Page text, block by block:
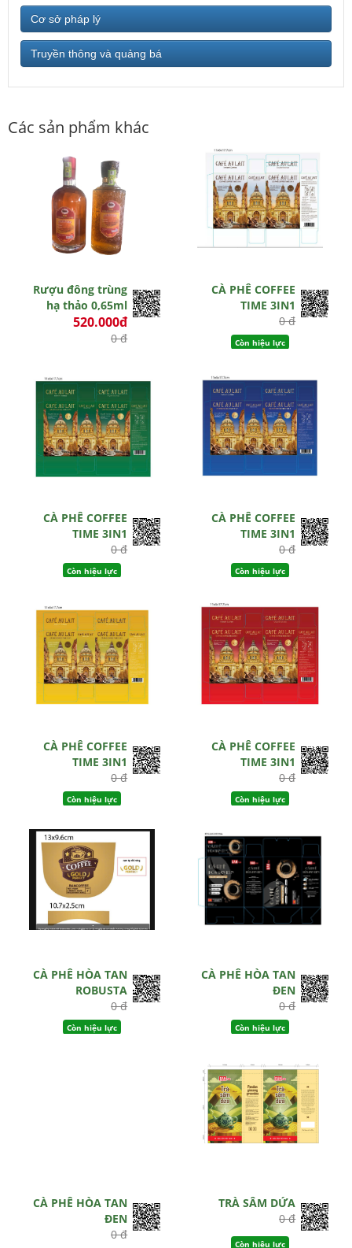
Cơ sở pháp lý
Truyền thông và quảng bá
Các sản phẩm khác
Rượu đông trùng
hạ thảo 0,65ml
520.000đ
0 đ
CÀ PHÊ COFFEE
TIME 3IN1
0 đ
Còn hiệu lực
CÀ PHÊ COFFEE
TIME 3IN1
0 đ
Còn hiệu lực
CÀ PHÊ COFFEE
TIME 3IN1
0 đ
Còn hiệu lực
CÀ PHÊ COFFEE
TIME 3IN1
0 đ
Còn hiệu lực
CÀ PHÊ COFFEE
TIME 3IN1
0 đ
Còn hiệu lực
CÀ PHÊ HÒA TAN
ROBUSTA
0 đ
Còn hiệu lực
CÀ PHÊ HÒA TAN
ĐEN
0 đ
Còn hiệu lực
CÀ PHÊ HÒA TAN
ĐEN
0 đ
TRÀ SÂM DỨA
0 đ
Còn hiệu lực